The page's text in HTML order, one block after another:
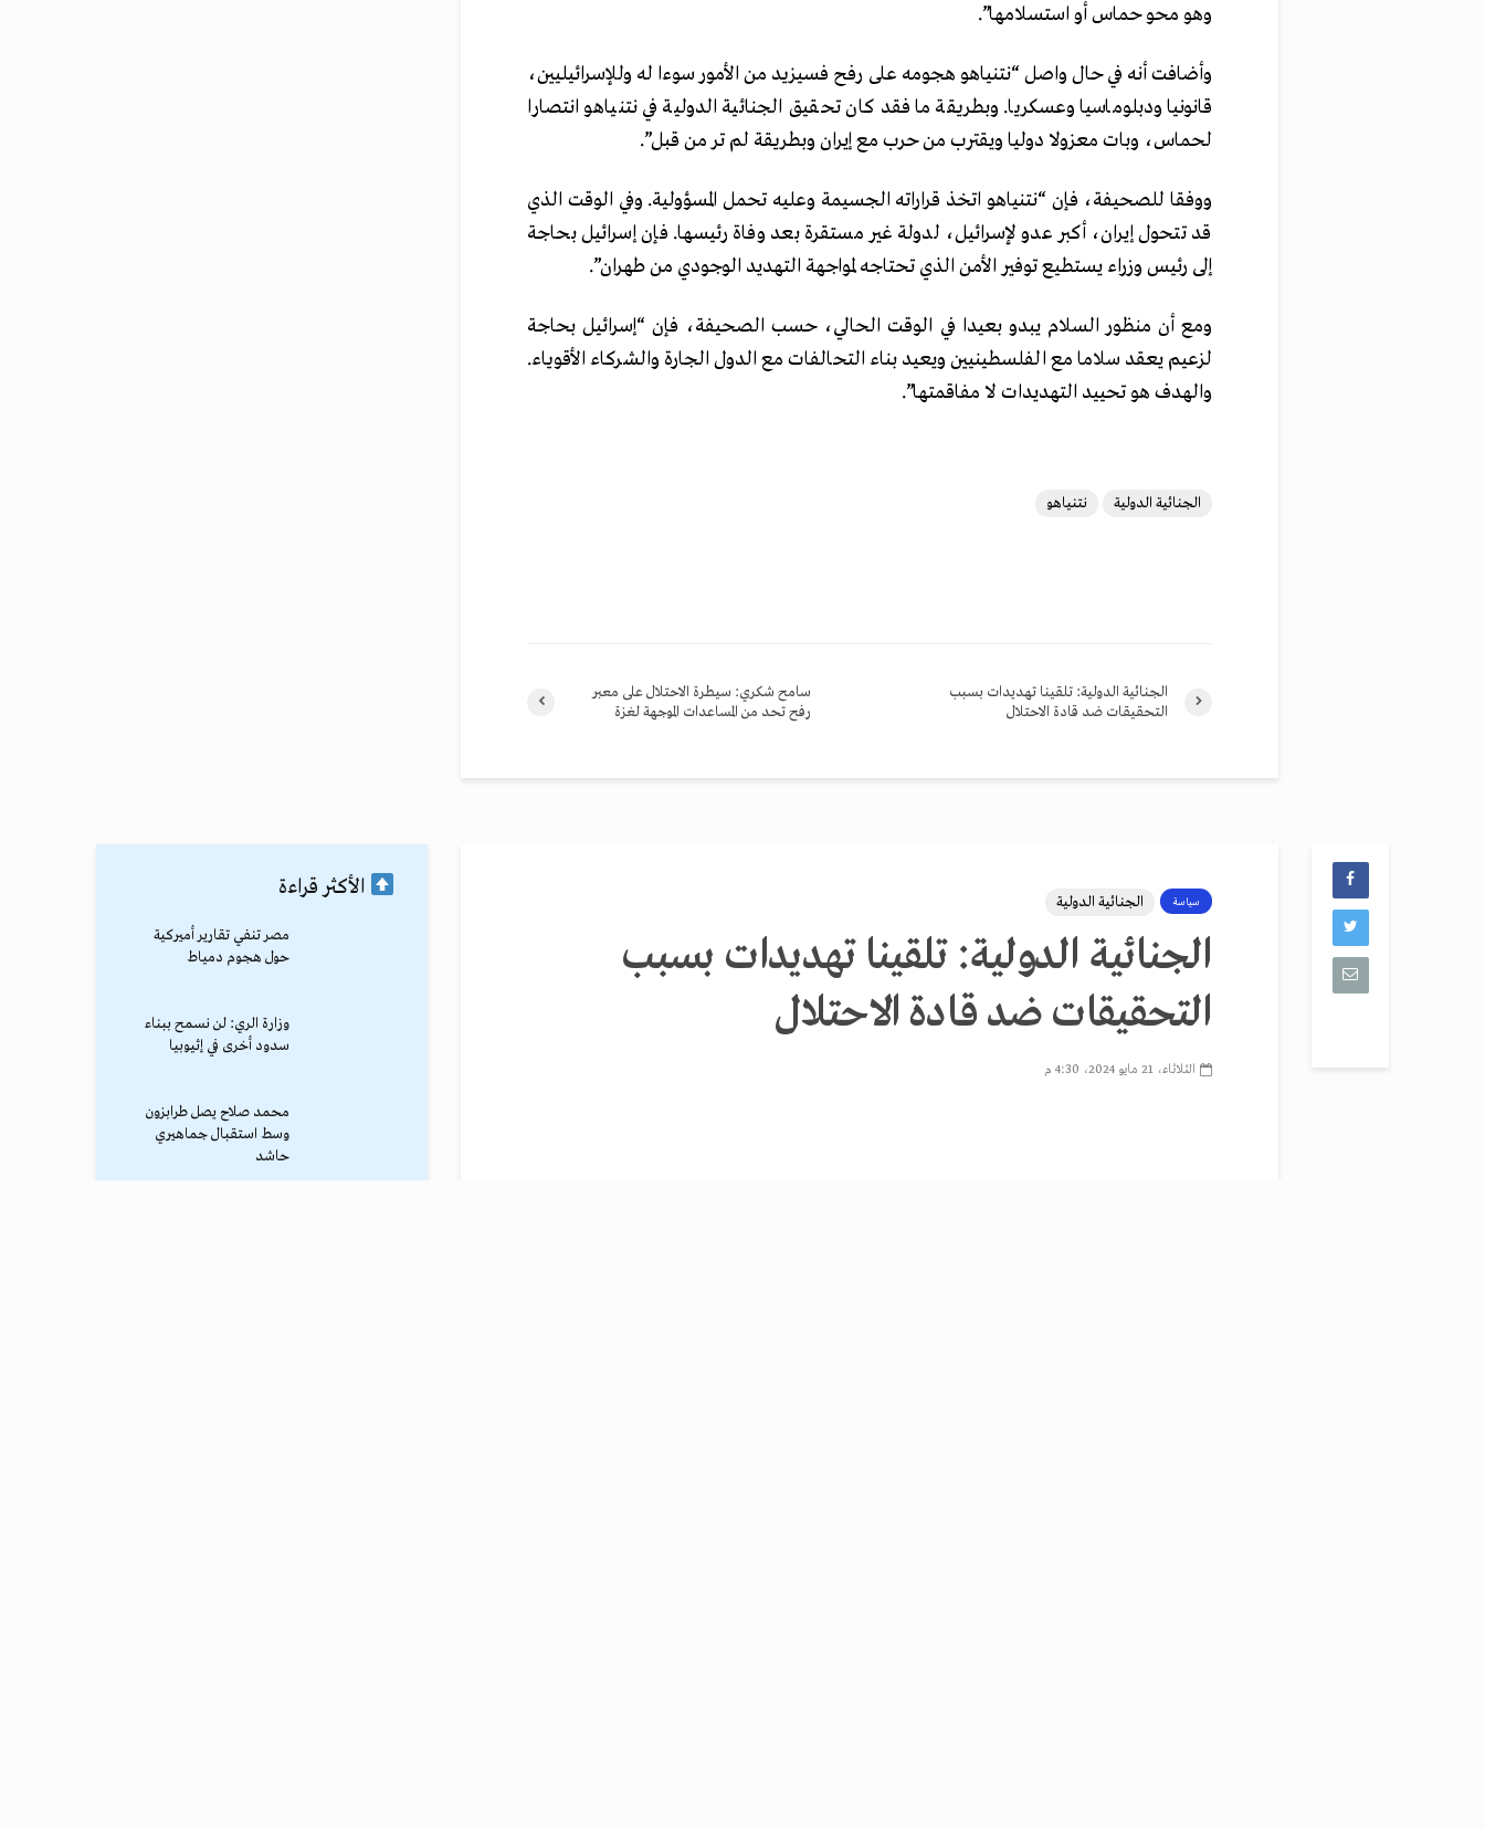
وهو محو حماس أو استسلامها”.
وأضافت أنه في حال واصل “نتنياهو هجومه على رفح فسيزيد من الأمور سوءا له وللإسرائيليين،
قانونيا ودبلوماسيا وعسكريا. وبطريقة ما فقد كان تحقيق الجنائية الدولية في نتنياهو انتصارا
لحماس، وبات معزولا دوليا ويقترب من حرب مع إيران وبطريقة لم تر من قبل”.
ووفقا للصحيفة، فإن “نتنياهو اتخذ قراراته الجسيمة وعليه تحمل المسؤولية. وفي الوقت الذي
قد تتحول إيران، أكبر عدو لإسرائيل، لدولة غير مستقرة بعد وفاة رئيسها. فإن إسرائيل بحاجة
إلى رئيس وزراء يستطيع توفير الأمن الذي تحتاجه لمواجهة التهديد الوجودي من طهران”.
ومع أن منظور السلام يبدو بعيدا في الوقت الحالي، حسب الصحيفة، فإن “إسرائيل بحاجة
لزعيم يعقد سلاما مع الفلسطينيين ويعيد بناء التحالفات مع الدول الجارة والشركاء الأقوياء.
والهدف هو تحييد التهديدات لا مفاقمتها”.
الجنائية الدولية نتنياهو
سامح شكري: سيطرة الاحتلال على معبر
رفح تحد من المساعدات الموجهة لغزة
الجنائية الدولية: تلقينا تهديدات بسبب
التحقيقات ضد قادة الاحتلال
سياسة الجنائية الدولية
الجنائية الدولية: تلقينا تهديدات بسبب
التحقيقات ضد قادة الاحتلال
الثلاثاء، 21 مايو 2024، 4:30 م
الأكثر قراءة
مصر تنفي تقارير أميركية
حول هجوم دمياط
وزارة الري: لن نسمح ببناء
سدود أخرى في إثيوبيا
محمد صلاح يصل طرابزون
وسط استقبال جماهيري
حاشد